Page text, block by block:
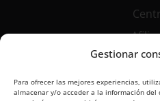
Gestionar
Para ofrecer las mejores experiencias,
almacenar y/o acceder a la información